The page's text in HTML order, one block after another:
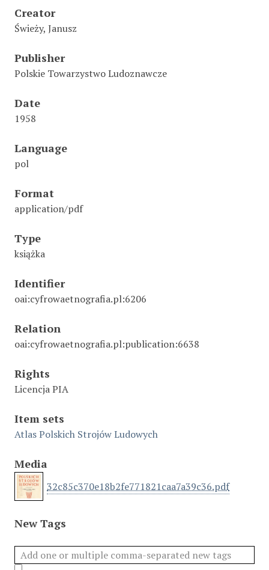
Creator
Świeży, Janusz
Publisher
Polskie Towarzystwo Ludoznawcze
Date
1958
Language
pol
Format
application/pdf
Type
książka
Identifier
oai:cyfrowaetnografia.pl:6206
Relation
oai:cyfrowaetnografia.pl:publication:6638
Rights
Licencja PIA
Item sets
Atlas Polskich Strojów Ludowych
Media
32c85c370e18b2fe771821caa7a39c36.pdf
New Tags